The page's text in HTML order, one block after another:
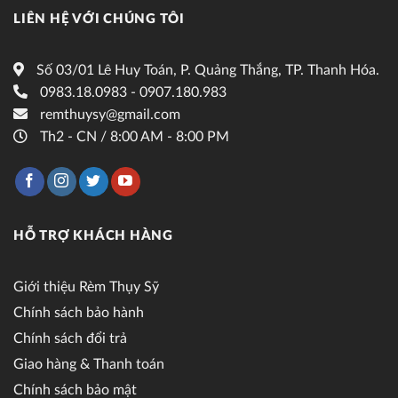
LIÊN HỆ VỚI CHÚNG TÔI
Số 03/01 Lê Huy Toán, P. Quảng Thắng, TP. Thanh Hóa.
0983.18.0983 - 0907.180.983
remthuysy@gmail.com
Th2 - CN / 8:00 AM - 8:00 PM
HỖ TRỢ KHÁCH HÀNG
Giới thiệu Rèm Thụy Sỹ
Chính sách bảo hành
Chính sách đổi trả
Giao hàng & Thanh toán
Chính sách bảo mật